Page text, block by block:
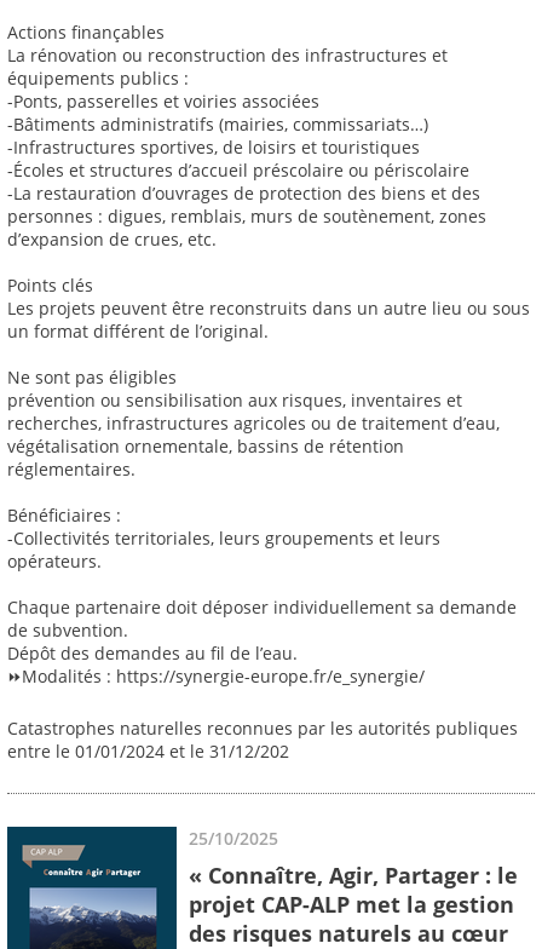
Actions finançables
La rénovation ou reconstruction des infrastructures et
équipements publics :
-Ponts, passerelles et voiries associées
-Bâtiments administratifs (mairies, commissariats…)
-Infrastructures sportives, de loisirs et touristiques
-Écoles et structures d’accueil préscolaire ou périscolaire
-La restauration d’ouvrages de protection des biens et des
personnes : digues, remblais, murs de soutènement, zones
d’expansion de crues, etc.
Points clés
Les projets peuvent être reconstruits dans un autre lieu ou sous
un format différent de l’original.
Ne sont pas éligibles
prévention ou sensibilisation aux risques, inventaires et
recherches, infrastructures agricoles ou de traitement d’eau,
végétalisation ornementale, bassins de rétention
réglementaires.
Bénéficiaires :
-Collectivités territoriales, leurs groupements et leurs
opérateurs.
Chaque partenaire doit déposer individuellement sa demande
de subvention.
Dépôt des demandes au fil de l’eau.
⏩Modalités : https://synergie-europe.fr/e_synergie/
Catastrophes naturelles reconnues par les autorités publiques
entre le 01/01/2024 et le 31/12/202
25/10/2025
« Connaître, Agir, Partager : le
projet CAP-ALP met la gestion
des risques naturels au cœur